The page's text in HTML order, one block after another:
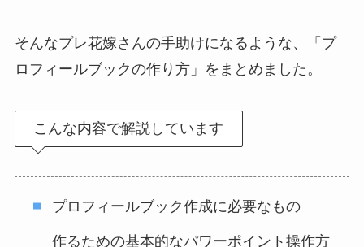
そんなプレ花嫁さんの手助けになるような、「プ
ロフィールブックの作り方」をまとめました。
こんな内容で解説しています
プロフィールブック作成に必要なもの
作るための基本的なパワーポイント操作方